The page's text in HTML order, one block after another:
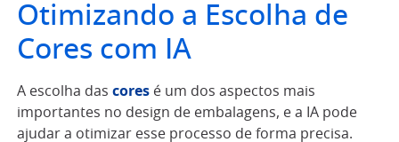
Otimizando a Escolha de
Cores com IA
A escolha das cores é um dos aspectos mais
importantes no design de embalagens, e a IA pode
ajudar a otimizar esse processo de forma precisa.